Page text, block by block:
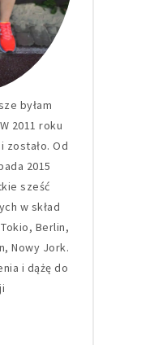
byłam
2011 roku
zostało. Od
2015
sześć
w skład
Berlin,
Nowy Jork.
i dążę do